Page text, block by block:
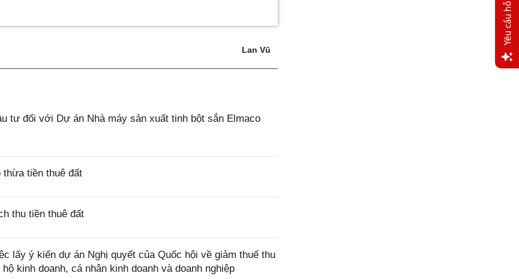
Lan Vũ
tư đối với Dự án Nhà máy sản xuất tinh bột sắn Elmaco
thừa tiền thuê đất
thu tiền thuê đất
lấy ý kiến dự án Nghị quyết của Quốc hội về giảm thuế thu
kinh doanh, cá nhân kinh doanh và doanh nghiệp